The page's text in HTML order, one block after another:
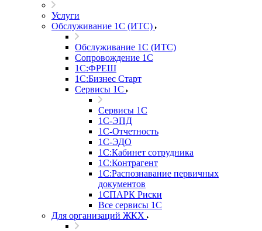
Услуги
Обслуживание 1С (ИТС)
Обслуживание 1С (ИТС)
Сопровождение 1С
1С:ФРЕШ
1С:Бизнес Старт
Сервисы 1С
Сервисы 1С
1С-ЭПД
1С-Отчетность
1С-ЭДО
1С:Кабинет сотрудника
1С:Контрагент
1С:Распознавание первичных
документов
1СПАРК Риски
Все сервисы 1С
Для организаций ЖКХ